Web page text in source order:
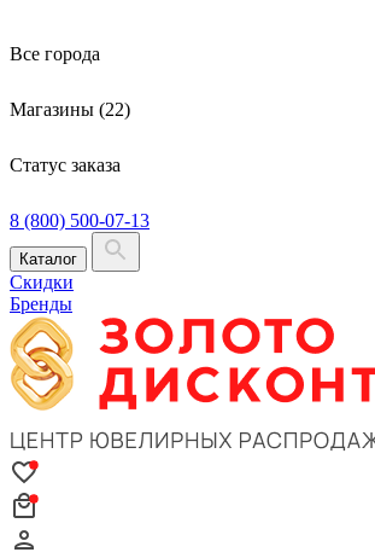
Все города
Магазины (22)
Статус заказа
8 (800) 500-07-13
Каталог
Скидки
Бренды